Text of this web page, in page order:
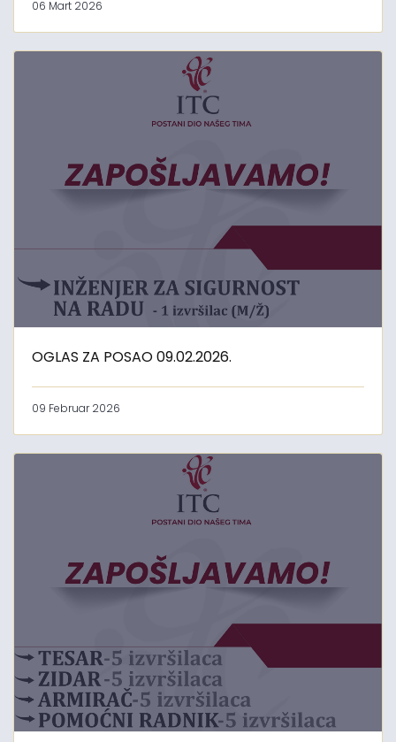
06 Mart 2026
OGLAS ZA POSAO 09.02.2026.
09 Februar 2026